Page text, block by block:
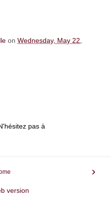
onWednesday, May 22,
pas à
›
version